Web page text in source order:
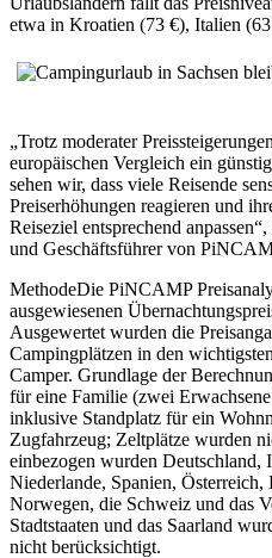
etwa in Kroatien (73 €), Italien
„Trotz moderater
europäischen Vergleich ein
sehen wir, dass viele Reisende
Preiserhöhungen reagieren und
Reiseziel entsprechend
und Geschäftsführer von
MethodeDie PiNCAMP
ausgewiesenen
Ausgewertet wurden die
Campingplätzen in den
Camper. Grundlage der
für eine Familie (zwei
inklusive Standplatz für ein
Zugfahrzeug; Zeltplätze wurden
einbezogen wurden Deutschland,
Niederlande, Spanien, Österreich,
Norwegen, die Schweiz und das
Stadtstaaten und das Saarland
nicht berücksichtigt.